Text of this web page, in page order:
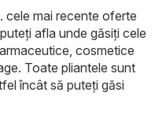
cele mai recente oferte
afla unde găsiți cele
cosmetice
Toate pliantele sunt
încât să puteți găsi